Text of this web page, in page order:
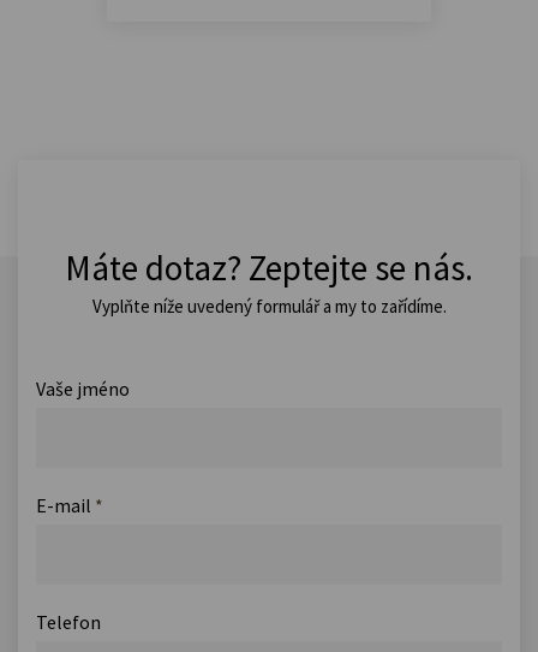
Máte dotaz? Zeptejte se nás.
Vyplňte níže uvedený formulář a my to zařídíme.
Vaše jméno
E-mail *
Telefon